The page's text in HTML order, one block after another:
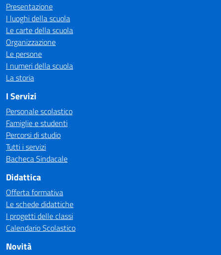
Presentazione
I luoghi della scuola
Le carte della scuola
Organizzazione
Le persone
I numeri della scuola
La storia
I Servizi
Personale scolastico
Famiglie e studenti
Percorsi di studio
Tutti i servizi
Bacheca Sindacale
Didattica
Offerta formativa
Le schede didattiche
I progetti delle classi
Calendario Scolastico
Novità